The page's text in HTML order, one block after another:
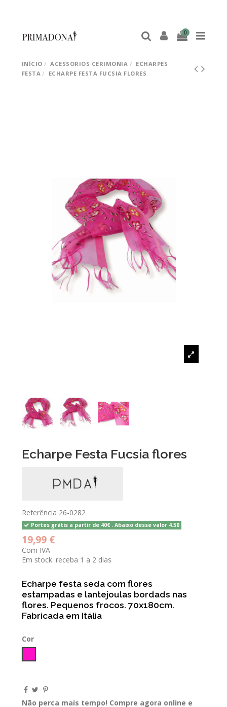
0
INÍCIO ACESSORIOS CERIMONIA
ECHARPES
FESTA
ECHARPE FESTA FUCSIA FLORES
Echarpe Festa Fucsia flores
Referência 26-0282
Portes grátis a partir de 40€ . Abaixo desse valor 4.50
19,99 €
Com IVA
Em stock. receba 1 a 2 dias
Echarpe festa seda com flores
estampadas e lantejoulas bordads nas
flores. Pequenos frocos. 70x180cm.
Fabricada em Itália
Cor
Não perca mais tempo! Compre agora online e